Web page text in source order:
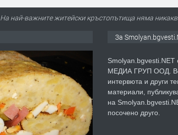
На най-важните житейски кръстопътища няма
За
МЕДИА ГРУП ООД.
интервюта и други
материали,
на
посочено друго.